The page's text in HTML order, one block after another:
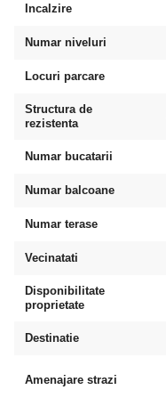
Incalzire
Numar niveluri
Locuri parcare
Structura de
rezistenta
Numar bucatarii
Numar balcoane
Numar terase
Vecinatati
Disponibilitate
proprietate
Destinatie
Amenajare strazi